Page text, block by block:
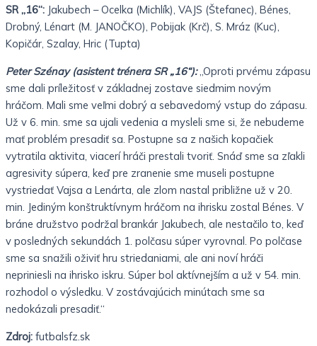
SR „16“: Jakubech – Ocelka (Michlík), VAJS (Štefanec), Bénes,
Drobný, Lénart (M. JANOČKO), Pobijak (Krč), S. Mráz (Kuc),
Kopičár, Szalay, Hric (Tupta)
Peter Szénay (asistent trénera SR „16“):„Oproti prvému zápasu
sme dali príležitosť v základnej zostave siedmim novým
hráčom. Mali sme veľmi dobrý a sebavedomý vstup do zápasu.
Už v 6. min. sme sa ujali vedenia a mysleli sme si, že nebudeme
mať problém presadiť sa. Postupne sa z našich kopačiek
vytratila aktivita, viacerí hráči prestali tvoriť. Snáď sme sa zľakli
agresivity súpera, keď pre zranenie sme museli postupne
vystriedať Vajsa a Lenárta, ale zlom nastal približne už v 20.
min. Jediným konštruktívnym hráčom na ihrisku zostal Bénes. V
bráne družstvo podržal brankár Jakubech, ale nestačilo to, keď
v posledných sekundách 1. polčasu súper vyrovnal. Po polčase
sme sa snažili oživiť hru striedaniami, ale ani noví hráči
nepriniesli na ihrisko iskru. Súper bol aktívnejším a už v 54. min.
rozhodol o výsledku. V zostávajúcich minútach sme sa
nedokázali presadiť.“
Zdroj: futbalsfz.sk